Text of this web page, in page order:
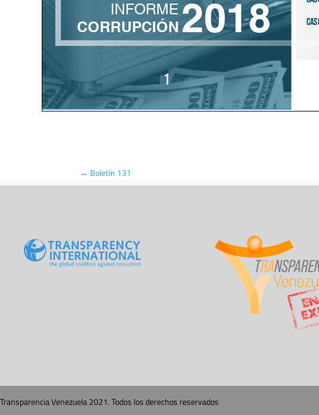
← Boletín 131
Transparencia Venezuela 2021. Todos los derechos reservados